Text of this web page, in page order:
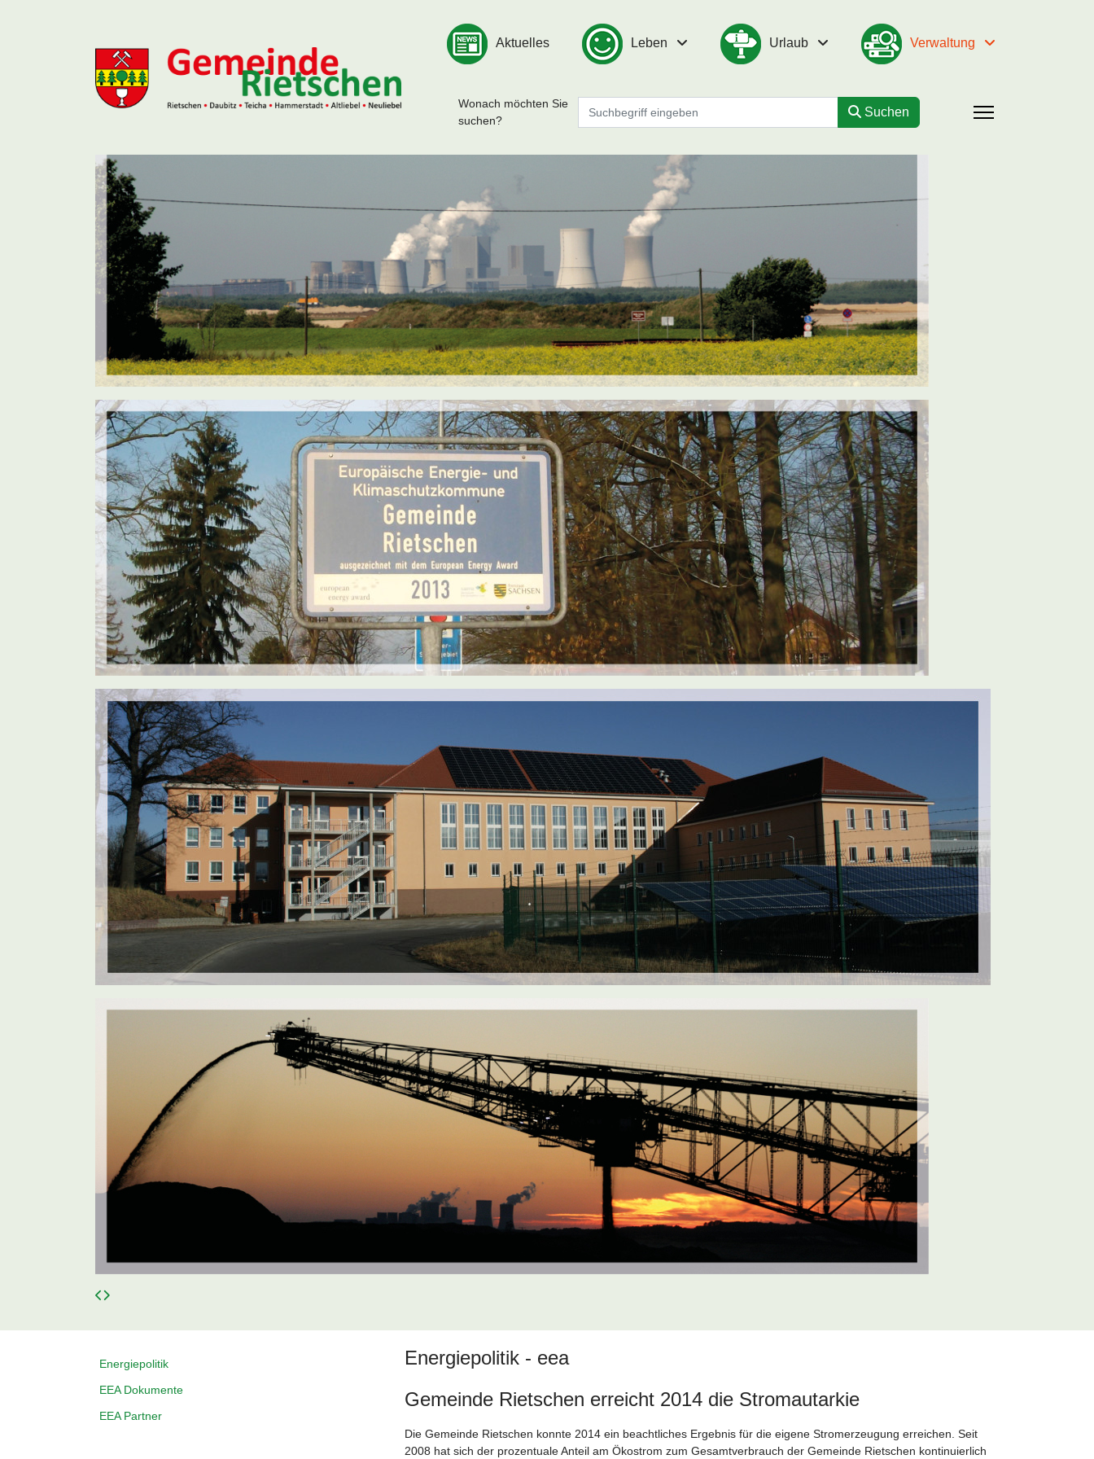
Aktuelles Leben Urlaub Verwaltung
Wonach möchten Sie
suchen?
Suchen
Energiepolitik
EEA Dokumente
EEA Partner
Energiepolitik - eea
Gemeinde Rietschen erreicht 2014 die Stromautarkie
Die Gemeinde Rietschen konnte 2014 ein beachtliches Ergebnis für die eigene Stromerzeugung erreichen. Seit
2008 hat sich der prozentuale Anteil am Ökostrom zum Gesamtverbrauch der Gemeinde Rietschen kontinuierlich